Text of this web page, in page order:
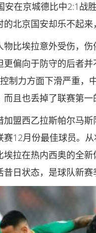
安在京城德比中2:1战
北京国安却乐不起来
比埃拉意外受伤，
偏向于防守的后者
制力方面下滑严重
且也丢掉了联赛第一
盟西乙拉斯帕尔马
12月份最佳球员。
拉在热内西奥的全
日状态，是球队新赛